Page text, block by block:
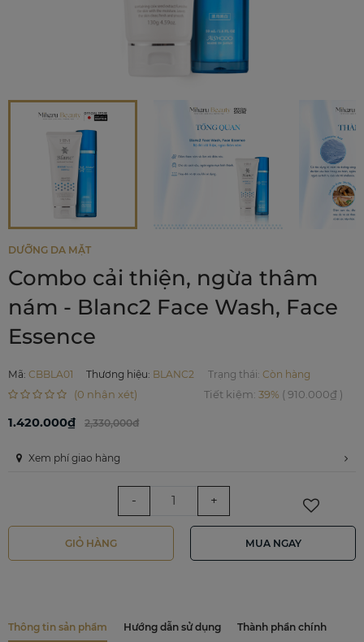
DƯỠNG DA MẶT
Combo cải thiện, ngừa thâm
nám - Blanc2 Face Wash, Face
Essence
Mã: CBBLA01 Thương hiệu: BLANC2 Trạng thái: Còn hàng
(0 nhận xét) Tiết kiệm: 39% (910.000₫)
1.420.000₫ 2,330,000đ
Xem phí giao hàng
- +
GIỎ HÀNG MUA NGAY
Thông tin sản phẩm Hướng dẫn sử dụng Thành phần chính